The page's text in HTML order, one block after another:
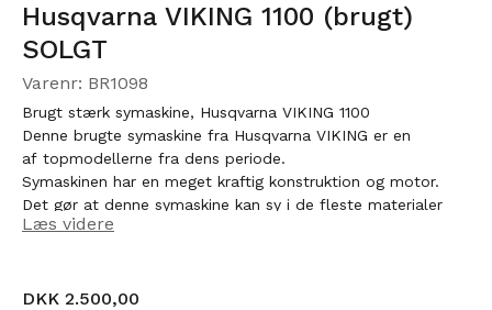
Husqvarna VIKING 1100 (brugt)
SOLGT
Varenr: BR1098
Brugt stærk symaskine, Husqvarna VIKING 1100
Denne brugte symaskine fra Husqvarna VIKING er en
af topmodellerne fra dens periode.
Symaskinen har en meget kraftig konstruktion og motor.
Det gør at denne symaskine kan sy i de fleste materialer
uden problemer. Manual og mange meget udstyr
14 dages ombytningsret.
Læs videre
DKK 2.500,00